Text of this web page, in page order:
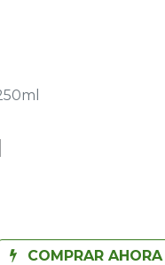
COMPRAR AHORA